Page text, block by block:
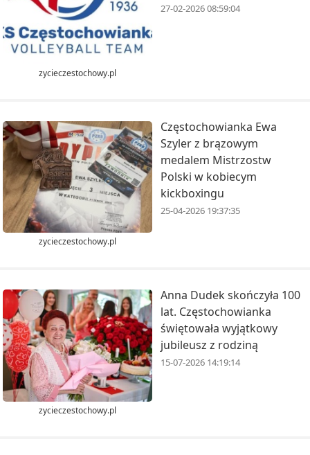
zycieczestochowy.pl
27-02-2026 08:59:04
zycieczestochowy.pl
Częstochowianka Ewa
Szyler z brązowym
medalem Mistrzostw
Polski w kobiecym
kickboxingu
25-04-2026 19:37:35
zycieczestochowy.pl
Anna Dudek skończyła 100
lat. Częstochowianka
świętowała wyjątkowy
jubileusz z rodziną
15-07-2026 14:19:14